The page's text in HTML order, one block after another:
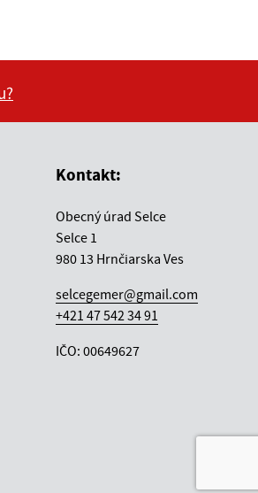
Kontakt:
Obecný úrad Selce
Selce 1
980 13 Hrnčiarska Ves
selcegemer@gmail.com
+421 47 542 34 91
IČO: 00649627